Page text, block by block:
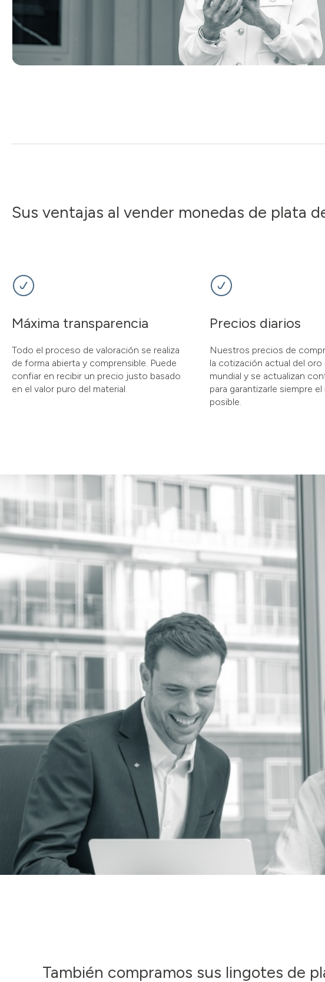
Sus ventajas al vender monedas de plata
Máxima transparencia
Todo el proceso de valoración se realiza
de forma abierta y comprensible. Puede
confiar en recibir un precio justo basado
en el valor puro del material.
Precios diarios
Nuestros precios de
la cotización actual del oro
mundial y se actualizan
para garantizarle siempre
posible.
También compramos sus lingotes de